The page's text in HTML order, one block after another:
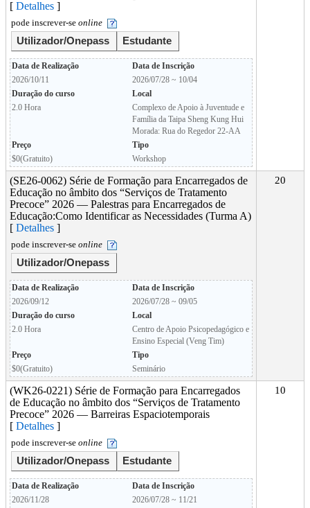
[ Detalhes ]
pode inscrever-se online
Utilizador/Onepass Estudante
Data de Realização
Data de Inscrição
2026/10/11
2026/07/28 ~ 10/04
Duração do curso
Local
2.0 Hora
Complexo de Apoio à Juventude e
Família da Taipa Sheng Kung Hui
Morada: Rua do Regedor 22-AA
Preço
Tipo
$0(Gratuito)
Workshop
(SE26-0062) Série de Formação para Encarregados de
Educação no âmbito dos “Serviços de Tratamento
Precoce” 2026 — Palestras para Encarregados de
Educação:Como Identificar as Necessidades (Turma A)
[ Detalhes ]
pode inscrever-se online
Utilizador/Onepass
Data de Realização
Data de Inscrição
2026/09/12
2026/07/28 ~ 09/05
Duração do curso
Local
2.0 Hora
Centro de Apoio Psicopedagógico e
Ensino Especial (Veng Tim)
Preço
Tipo
$0(Gratuito)
Seminário
20
(WK26-0221) Série de Formação para Encarregados
de Educação no âmbito dos “Serviços de Tratamento
Precoce” 2026 — Barreiras Espaciotemporais
[ Detalhes ]
pode inscrever-se online
Utilizador/Onepass Estudante
Data de Realização
Data de Inscrição
2026/11/28
2026/07/28 ~ 11/21
10